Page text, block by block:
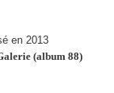
en 2013
(album 88)